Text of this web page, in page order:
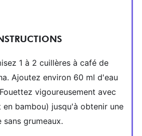
1 à 2 cuillères à café de
Ajoutez environ 60 ml d'eau
vigoureusement avec
en bambou) jusqu'à obtenir une
sans grumeaux.